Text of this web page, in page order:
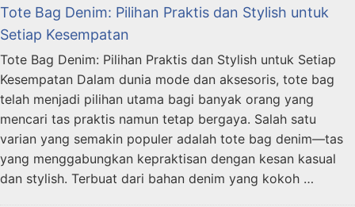
Tote Bag Denim: Pilihan Praktis dan Stylish untuk
Setiap Kesempatan
Tote Bag Denim: Pilihan Praktis dan Stylish untuk Setiap
Kesempatan Dalam dunia mode dan aksesoris, tote bag
telah menjadi pilihan utama bagi banyak orang yang
mencari tas praktis namun tetap bergaya. Salah satu
varian yang semakin populer adalah tote bag denim—tas
yang menggabungkan kepraktisan dengan kesan kasual
dan stylish. Terbuat dari bahan denim yang kokoh …